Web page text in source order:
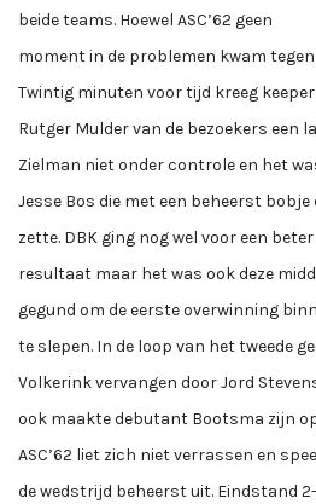
beide teams. Hoewel ASC’62 geen
moment in de problemen kwam
Twintig minuten voor tijd kreeg keeper
Rutger Mulder van de bezoekers een
Zielman niet onder controle en het
Jesse Bos die met een beheerst
zette. DBK ging nog wel voor een beter
resultaat maar het was ook deze
gegund om de eerste overwinning
te slepen. In de loop van het tweede
Volkerink vervangen door Jord
ook maakte debutant Bootsma zijn
ASC’62 liet zich niet verrassen en
de wedstrijd beheerst uit. Eindstand